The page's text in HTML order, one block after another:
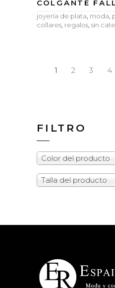
COLGANTE
joyería de plata, moda,
collares, regalos, sin
1 2 3 4
FILTRO
Color del producto
Talla del producto